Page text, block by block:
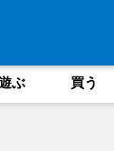
ぶ 買う